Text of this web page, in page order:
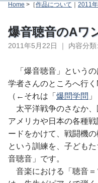
Home >［作品について ｜ 2011
爆音聴音のAワ
2011年5月22日 ｜ 内容分類:
「爆音聴音」というの
学者さんのところへ行
（←それは「 爆問学問
太平洋戦争のさなか、
アメリカや日本の各種
ードをかけて、戦闘機
という訓練を、子ども
音聴音」です。
音楽における「聴音＝